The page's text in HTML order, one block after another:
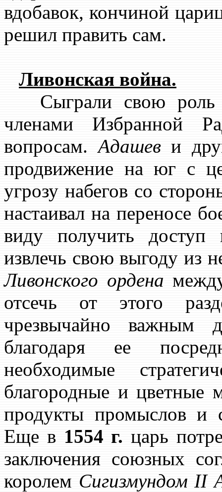
вдобавок, кончиной
решил править сам.
Ливонская война.
Сыграли свою роль
членами Избранной
вопросам.Адашеви
продвижение на юг с
угрозу набегов со
настаивал на переносе
виду получить
извлечь свою выгоду из
Ливонского ордена
отсечь от этого
чрезвычайно важным
благодаря ее
необходимые
благородные и цветные
продукты промыслов и
Еще в 1554 г. царь
заключения союзных
королем Сигизмундом II